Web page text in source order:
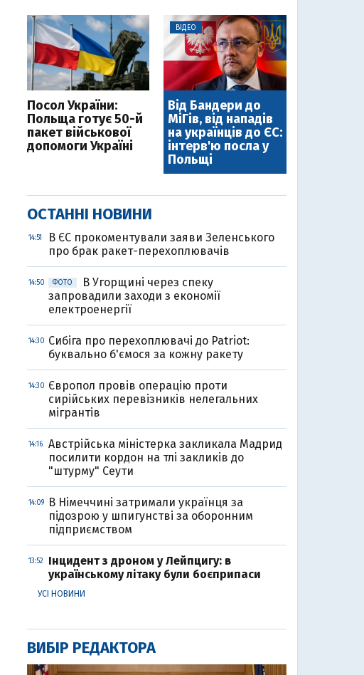
Посол України:
Польща готує 50-й
пакет військової
допомоги Україні
ВІДЕО
Від Бандери до
МіГів, від нападів
на українців до ЄС:
інтерв'ю посла у
Польщі
ОСТАННІ НОВИНИ
14:51
В ЄС прокоментували заяви Зеленського
про брак ракет-перехоплювачів
14:50 ФОТО
В Угорщині через спеку
запровадили заходи з економії
електроенергії
14:30 Сибіга про перехоплювачі до Patriot:
буквально б'ємося за кожну ракету
14:30 Європол провів операцію проти
сирійських перевізників нелегальних
мігрантів
14:16
Австрійська міністерка закликала Мадрид
посилити кордон на тлі закликів до
"штурму" Сеути
14:09
В Німеччині затримали українця за
підозрою у шпигунстві за оборонним
підприємством
13:52
Інцидент з дроном у Лейпцигу: в
українському літаку були боєприпаси
УСІ НОВИНИ
ВИБІР РЕДАКТОРА